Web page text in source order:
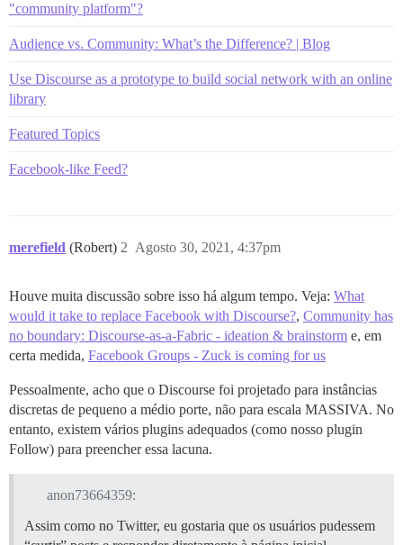
"community platform"?
Audience vs. Community: What’s the Difference? | Blog
Use Discourse as a prototype to build social network with an online
library
Featured Topics
Facebook-like Feed?
merefield (Robert) Agosto 30, 2021, 4:37pm
2
Houve muita discussão sobre isso há algum tempo. Veja: What
would it take to replace Facebook with Discourse?, Community has
no boundary: Discourse-as-a-Fabric - ideation & brainstorm e, em
certa medida, Facebook Groups - Zuck is coming for us
Pessoalmente, acho que o Discourse foi projetado para instâncias
discretas de pequeno a médio porte, não para escala MASSIVA. No
entanto, existem vários plugins adequados (como nosso plugin
Follow) para preencher essa lacuna.
anon73664359:
Assim como no Twitter, eu gostaria que os usuários pudessem